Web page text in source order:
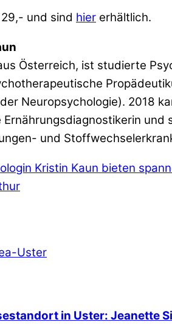
und sind hier erhältlich.
Österreich, ist studierte
Neuropsychologie). 2018
und
Kristin Kaun bieten
in Uster: Jeanette